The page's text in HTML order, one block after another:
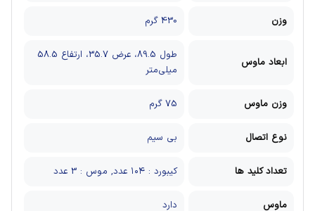
وزن 430 گرم
ابعاد ماوس
طول 89.5، عرض 35.7، ارتفاع 58.5
میلی‌متر
وزن ماوس 75 گرم
نوع اتصال بی سیم
تعداد کلید ها کیبورد : ۱۰۴ عدد, موس : 3 عدد
ماوس دارد